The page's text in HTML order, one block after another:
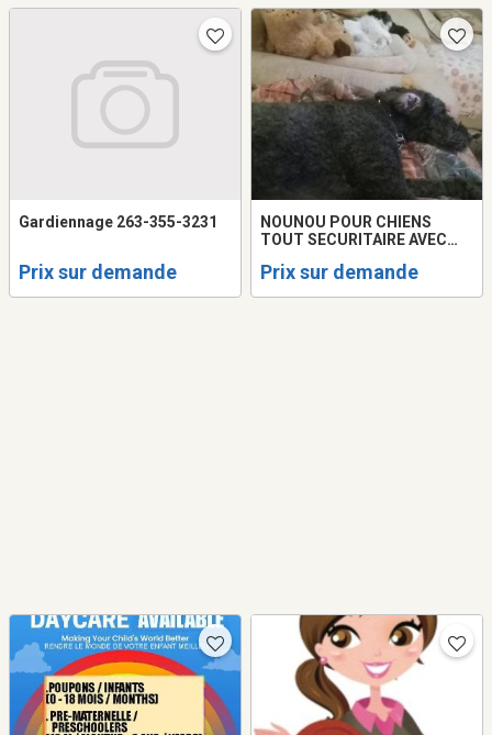
Gardiennage 263-355-3231
Prix sur demande
NOUNOU POUR CHIENS
TOUT SECURITAIRE AVEC
SUR 24 SUR PLACE. 20ANS
Prix sur demande